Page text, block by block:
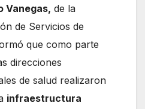
Vanegas, de la
de Servicios de
que como parte
direcciones
de salud realizaron
infraestructura